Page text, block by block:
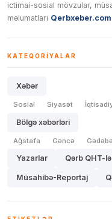
ictimai-sosial mövzular,
məlumatları Qerbxeber.com
KATEQORIYALAR
Xəbər
Sosial Siyasət
Bölgə xəbərləri
Ağstafa Gəncə
Yazarlar Qərb QHT-
Müsahibə-Reportaj